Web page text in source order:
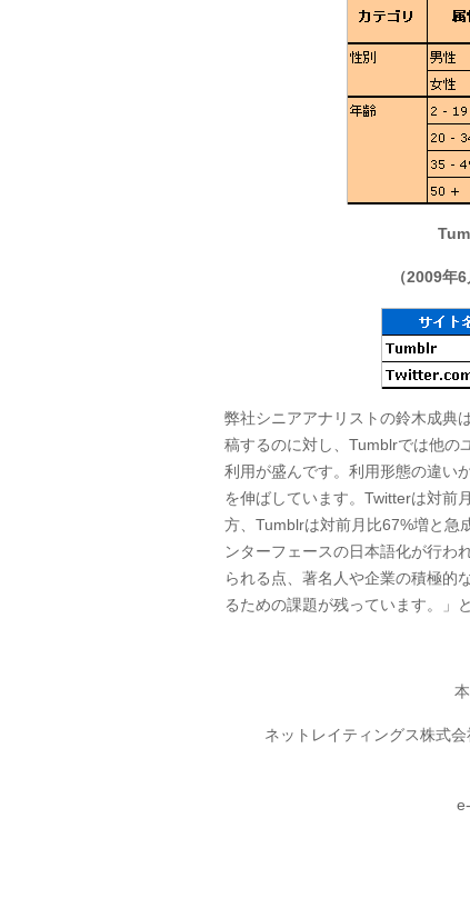
（2009年
弊社シニアアナリストの鈴木成典
稿するのに対し、Tumblrでは他の
利用が盛んです。利用形態の違い
を伸ばしています。Twitterは対前
方、Tumblrは対前月比67%増と急
ンターフェースの日本語化が行わ
られる点、著名人や企業の積極的
るための課題が残っています。」
ネットレイティングス株